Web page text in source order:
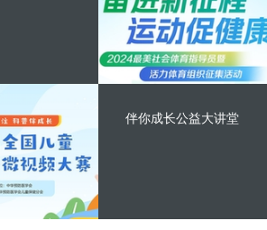
伴你成长公益大讲堂